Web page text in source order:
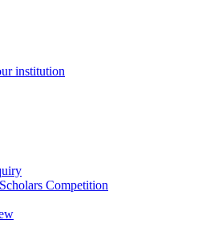
institution
Competition